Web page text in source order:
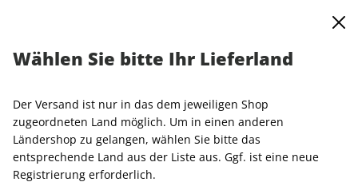
Startseite Einzelhefte VOGUE VOGUE ePaper 10/2022
LESEPROBE
Wählen Sie bitte Ihr Lieferland
Der Versand ist nur in das dem jeweiligen Shop
zugeordneten Land möglich. Um in einen anderen
Ländershop zu gelangen, wählen Sie bitte das
entsprechende Land aus der Liste aus. Ggf. ist eine neue
Registrierung erforderlich.